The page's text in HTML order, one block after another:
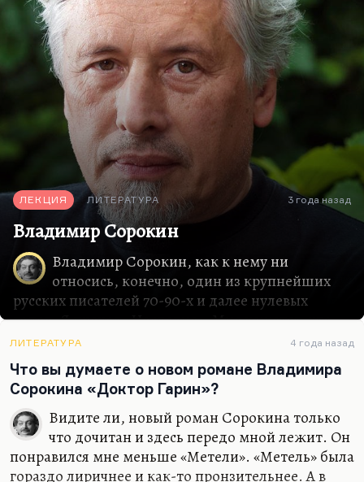
ЛЕКЦИЯ ЛИТЕРАТУРА 3 года назад
Владимир Сорокин
Владимир Сорокин, как к нему ни
относись, конечно, один из крупнейших
русских писателей 70-90-х и далее нулевых
годов. Я прочел «Наследие». Мне кажется, что
весь гаринский цикл уже есть в повести
«Метель», которая мне кажется самым сильным
текстом Сорокина после «Дня опричника».
«Наследие» – это здорово. Во всяком случае,
изображенный там мир убедителен и похож.
Другое дело, как писал Андрей Архангельский,
это не новый роман Сорокина, а это еще один
роман Сорокина. Условно говоря, это
ЛИТЕРАТУРА 4 года назад
Что вы думаете о новом романе Владимира
Сорокина «Доктор Гарин»?
Видите ли, новый роман Сорокина только
что дочитан и здесь передо мной лежит. Он
понравился мне меньше «Метели». «Метель» была
гораздо лиричнее и как-то пронзительнее. А в